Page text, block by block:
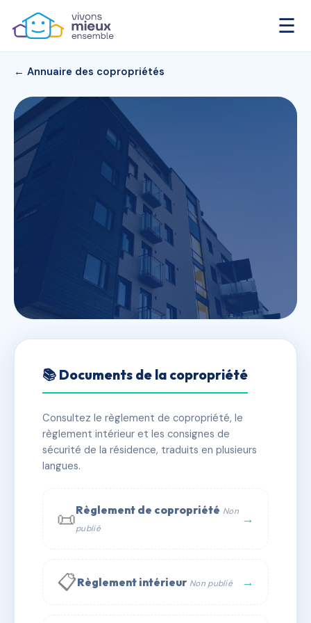
☰
← Annuaire des copropriétés
65 AVENUE DE LA MARNE
✓ Immatriculée 🏠 8 lots 🏗 1 bâtiment(s)
📞 Contacter Syndic Digital
📚 Documents de la copropriété
Consultez le règlement de copropriété, le
règlement intérieur et les consignes de
sécurité de la résidence, traduits en plusieurs
langues.
📜Règlement de copropriété Non
publié
→
📋Règlement intérieur Non publié →